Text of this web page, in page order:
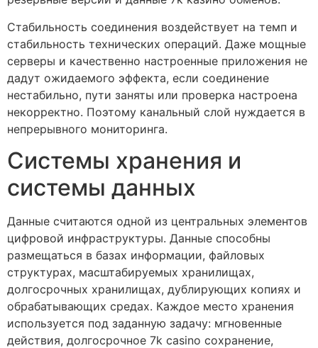
Стабильность соединения воздействует на темп и
стабильность технических операций. Даже мощные
серверы и качественно настроенные приложения не
дадут ожидаемого эффекта, если соединение
нестабильно, пути заняты или проверка настроена
некорректно. Поэтому канальный слой нуждается в
непрерывного мониторинга.
Системы хранения и
системы данных
Данные считаются одной из центральных элементов
цифровой инфраструктуры. Данные способны
размещаться в базах информации, файловых
структурах, масштабируемых хранилищах,
долгосрочных хранилищах, дублирующих копиях и
обрабатывающих средах. Каждое место хранения
используется под заданную задачу: мгновенные
действия, долгосрочное 7k casino сохранение,